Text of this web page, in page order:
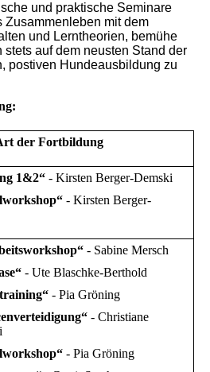
und praktische Seminare
Zusammenleben mit dem
und Lerntheorien, bemühe
auf dem neusten Stand der
postiven Hundeausbildung zu
der Fortbildung
1&2“ - Kirsten Berger-Demski
- Kirsten Berger-
- Sabine Mersch
- Ute Blaschke-Berthold
- Pia Gröning
- Christiane
- Pia Gröning